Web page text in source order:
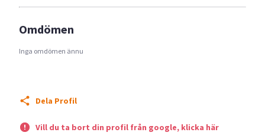
Omdömen
Inga omdömen ännu
Dela Profil
Vill du ta bort din profil från google, klicka här